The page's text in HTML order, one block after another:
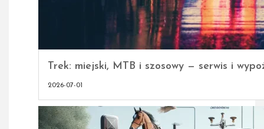
Trek: miejski, MTB i szosowy — serwis i
2026-07-01